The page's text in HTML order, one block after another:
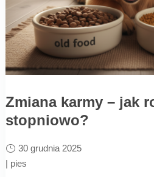
Zmiana karmy – jak
stopniowo?
30 grudnia 2025
| pies